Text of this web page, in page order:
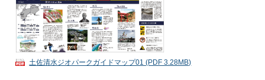
土佐清水ジオパークガイドマップ01 (PDF 3.28MB)